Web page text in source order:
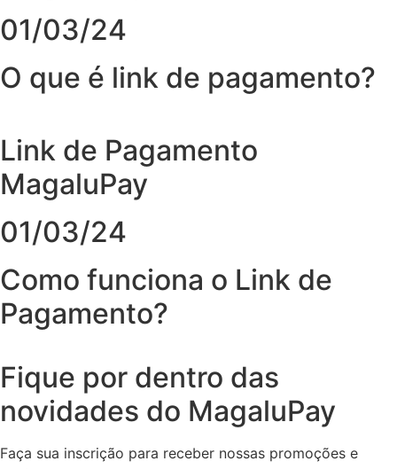
01/03/24
O que é link de pagamento?
Link de Pagamento
MagaluPay
01/03/24
Como funciona o Link de
Pagamento?
Fique por dentro das
novidades do MagaluPay
Faça sua inscrição para receber nossas promoções e